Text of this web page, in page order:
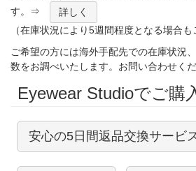
す。⇒
詳しく
（在庫状況により5週間程度となる場合も
ご希望の方には海外手配先での在庫状況
数をお調べいたします。お問い合わせくだ
Eyewear Studioでご購
安心の5日間返品交換サービ